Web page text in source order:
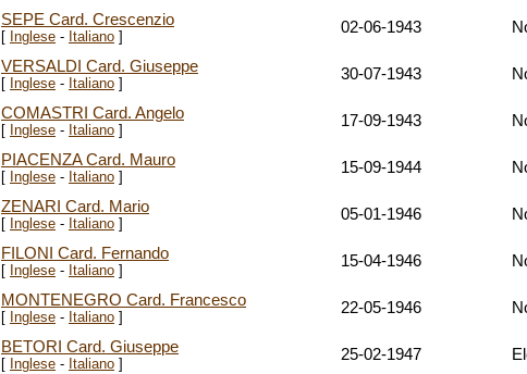
SEPE Card. Crescenzio
[ Inglese - Italiano ]
02-06-1943
VERSALDI Card. Giuseppe
[ Inglese - Italiano ]
30-07-1943
COMASTRI Card. Angelo
[ Inglese - Italiano ]
17-09-1943
PIACENZA Card. Mauro
[ Inglese - Italiano ]
15-09-1944
ZENARI Card. Mario
[ Inglese - Italiano ]
05-01-1946
FILONI Card. Fernando
[ Inglese - Italiano ]
15-04-1946
MONTENEGRO Card. Francesco
[ Inglese - Italiano ]
22-05-1946
BETORI Card. Giuseppe
[ Inglese - Italiano ]
25-02-1947